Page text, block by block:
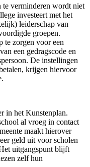
te verminderen wordt niet
investeert met het
leiderschap van
groepen.
te zorgen voor een
een gedragscode en
De instellingen
krijgen hiervoor
in het Kunstenplan.
al vroeg in contact
maakt hierover
geld uit voor scholen
uitgangspunt blijft
zelf hun